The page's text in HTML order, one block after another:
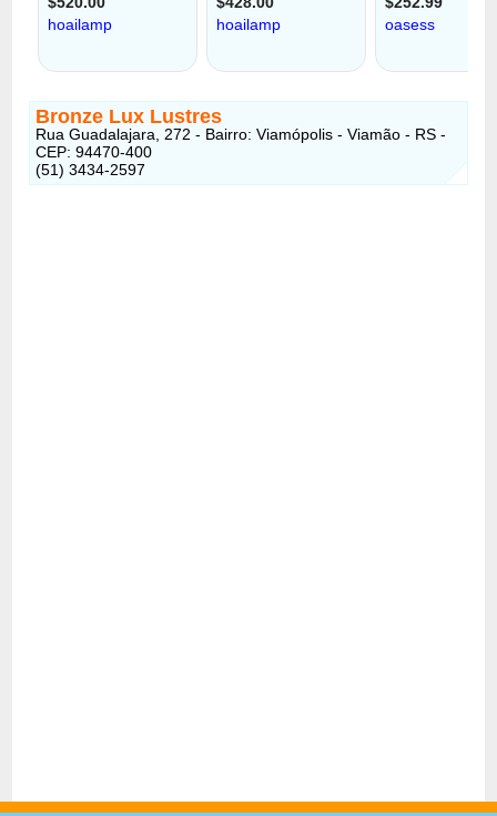
Bronze Lux Lustres
Rua Guadalajara, 272 - Bairro: Viamópolis - Viamão - RS -
CEP: 94470-400
(51) 3434-2597